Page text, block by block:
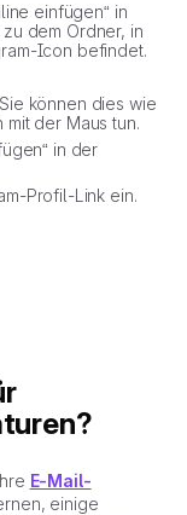
einfügen“ in
dem Ordner, in
Icon befindet.
können dies wie
der Maus tun.
in der
Profil-Link ein.
E-Mail-
einige